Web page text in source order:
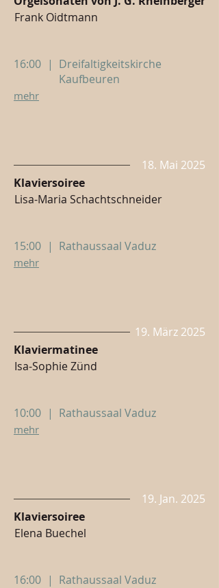
Frank Oidtmann
16:00 | Dreifaltigkeitskirche
Kaufbeuren
mehr
18. Mai 2025
Klaviersoiree
Lisa-Maria Schachtschneider
15:00 | Rathaussaal Vaduz
mehr
19. März 2025
Klaviermatinee
Isa-Sophie Zünd
10:00 | Rathaussaal Vaduz
mehr
19. Jan. 2025
Klaviersoiree
Elena Buechel
16:00 | Rathaussaal Vaduz